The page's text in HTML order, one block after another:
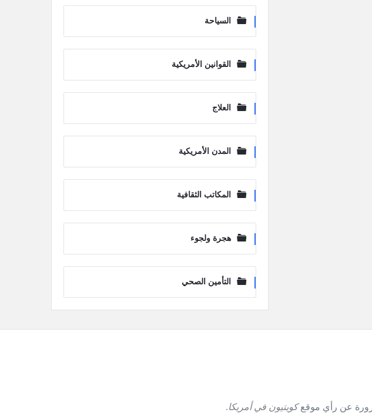
السياحة
القوانين الأمريكية
العلاج
المدن الأمريكية
المكاتب الثقافية
هجرة ولجوء
التأمين الصحي
عن رأي موقعكويتيون في أمريكا.